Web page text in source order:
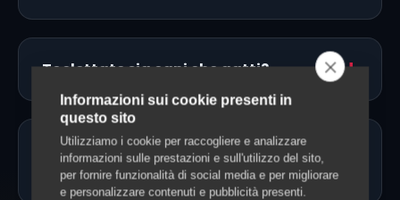
Toelettate sia cani che gatti?
Fate toelettatura a domicilio a
Arbedo-Castione?
Informazioni sui cookie presenti in
questo sito
Utilizziamo i cookie per raccogliere e analizzare
informazioni sulle prestazioni e sull'utilizzo del sito,
per fornire funzionalità di social media e per migliorare
e personalizzare contenuti e pubblicità presenti.